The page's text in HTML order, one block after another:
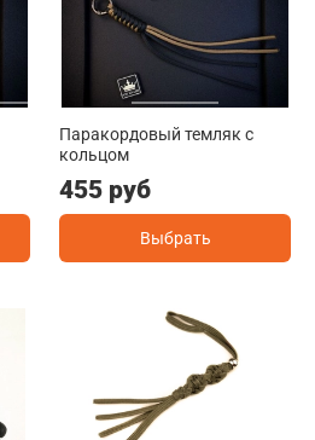
Паракордовый темляк с
кольцом
455 руб
Выбрать